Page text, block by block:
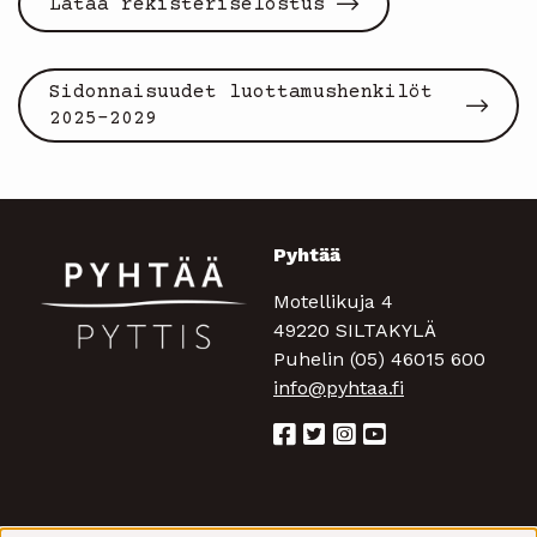
Sidonnaisuudet luottamushenkilöt
2025-2029
Pyhtää
Motellikuja 4
49220 SILTAKYLÄ
Puhelin (05) 46015 600
info@pyhtaa.fi